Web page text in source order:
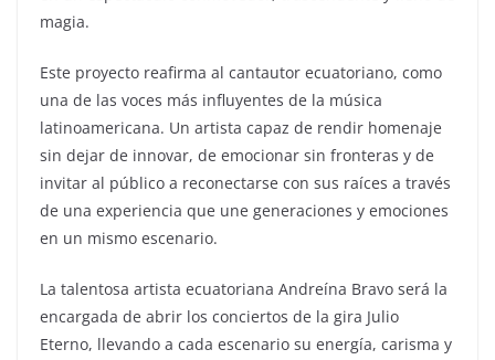
magia.
Este proyecto reafirma al cantautor ecuatoriano, como
una de las voces más influyentes de la música
latinoamericana. Un artista capaz de rendir homenaje
sin dejar de innovar, de emocionar sin fronteras y de
invitar al público a reconectarse con sus raíces a través
de una experiencia que une generaciones y emociones
en un mismo escenario.
La talentosa artista ecuatoriana Andreína Bravo será la
encargada de abrir los conciertos de la gira Julio
Eterno, llevando a cada escenario su energía, carisma y